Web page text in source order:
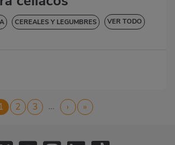
CEREALES Y LEGUMBRES VER TODO
Página
1 Página
2 Página
3 …
Siguiente
página
›
Última
página
»